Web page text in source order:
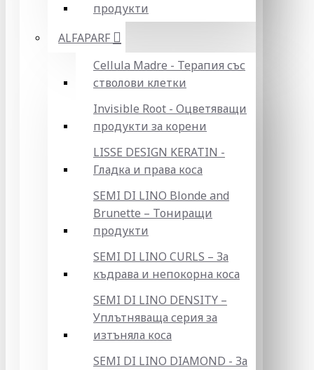
продукти
ALFAPARF
Cellula Madre - Терапия със
стволови клетки
Invisible Root - Оцветяващи
продукти за корени
LISSE DESIGN KERATIN -
Гладка и права коса
SEMI DI LINO Blonde and
Brunette – Тониращи
продукти
SEMI DI LINO CURLS – За
къдрава и непокорна коса
SEMI DI LINO DENSITY –
Уплътняваща серия за
изтъняла коса
SEMI DI LINO DIAMOND - За